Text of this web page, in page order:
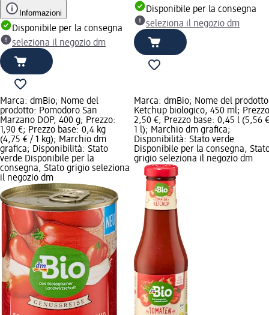
Informazioni
Disponibile per la consegna
seleziona il negozio dm
Disponibile per la consegna
seleziona il negozio dm
Marca: dmBio; Nome del
prodotto: Pomodoro San
Marzano DOP, 400 g; Prezzo:
1,90 €; Prezzo base: 0,4 kg
(4,75 € / 1 kg); Marchio dm
grafica; Disponibilità: Stato
verde Disponibile per la
consegna, Stato grigio seleziona
il negozio dm
Marca: dmBio; Nome del
Ketchup biologico, 450 ml;
2,50 €; Prezzo base: 0,45 l (5,56
1 l); Marchio dm grafica;
Disponibilità: Stato verde
Disponibile per la consegna,
grigio seleziona il negozio dm